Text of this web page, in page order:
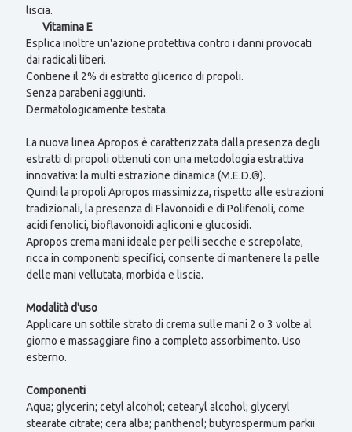
liscia.
Vitamina E
Esplica inoltre un'azione protettiva contro i danni provocati
dai radicali liberi.
Contiene il 2% di estratto glicerico di propoli.
Senza parabeni aggiunti.
Dermatologicamente testata.
La nuova linea Apropos è caratterizzata dalla presenza degli
estratti di propoli ottenuti con una metodologia estrattiva
innovativa: la multi estrazione dinamica (M.E.D.®).
Quindi la propoli Apropos massimizza, rispetto alle estrazioni
tradizionali, la presenza di Flavonoidi e di Polifenoli, come
acidi fenolici, bioflavonoidi agliconi e glucosidi.
Apropos crema mani ideale per pelli secche e screpolate,
ricca in componenti specifici, consente di mantenere la pelle
delle mani vellutata, morbida e liscia.
Modalità d'uso
Applicare un sottile strato di crema sulle mani 2 o 3 volte al
giorno e massaggiare fino a completo assorbimento. Uso
esterno.
Componenti
Aqua; glycerin; cetyl alcohol; cetearyl alcohol; glyceryl
stearate citrate; cera alba; panthenol; butyrospermum parkii